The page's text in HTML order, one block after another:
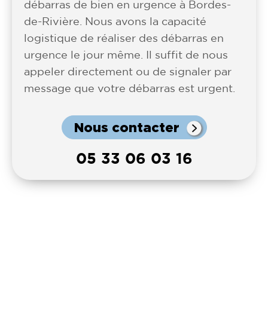
débarras de bien en urgence à Bordes-
de-Rivière. Nous avons la capacité
logistique de réaliser des débarras en
urgence le jour même. Il suffit de nous
appeler directement ou de signaler par
message que votre débarras est urgent.
Nous contacter
05 33 06 03 16